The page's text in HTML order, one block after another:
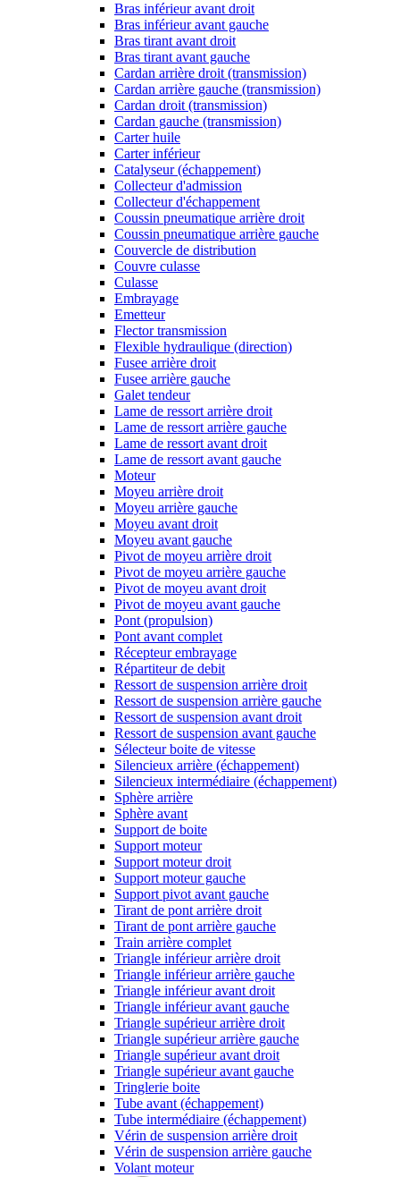
Bras inférieur avant droit
Bras inférieur avant gauche
Bras tirant avant droit
Bras tirant avant gauche
Cardan arrière droit (transmission)
Cardan arrière gauche (transmission)
Cardan droit (transmission)
Cardan gauche (transmission)
Carter huile
Carter inférieur
Catalyseur (échappement)
Collecteur d'admission
Collecteur d'échappement
Coussin pneumatique arrière droit
Coussin pneumatique arrière gauche
Couvercle de distribution
Couvre culasse
Culasse
Embrayage
Emetteur
Flector transmission
Flexible hydraulique (direction)
Fusee arrière droit
Fusee arrière gauche
Galet tendeur
Lame de ressort arrière droit
Lame de ressort arrière gauche
Lame de ressort avant droit
Lame de ressort avant gauche
Moteur
Moyeu arrière droit
Moyeu arrière gauche
Moyeu avant droit
Moyeu avant gauche
Pivot de moyeu arrière droit
Pivot de moyeu arrière gauche
Pivot de moyeu avant droit
Pivot de moyeu avant gauche
Pont (propulsion)
Pont avant complet
Récepteur embrayage
Répartiteur de debit
Ressort de suspension arrière droit
Ressort de suspension arrière gauche
Ressort de suspension avant droit
Ressort de suspension avant gauche
Sélecteur boite de vitesse
Silencieux arrière (échappement)
Silencieux intermédiaire (échappement)
Sphère arrière
Sphère avant
Support de boite
Support moteur
Support moteur droit
Support moteur gauche
Support pivot avant gauche
Tirant de pont arrière droit
Tirant de pont arrière gauche
Train arrière complet
Triangle inférieur arrière droit
Triangle inférieur arrière gauche
Triangle inférieur avant droit
Triangle inférieur avant gauche
Triangle supérieur arrière droit
Triangle supérieur arrière gauche
Triangle supérieur avant droit
Triangle supérieur avant gauche
Tringlerie boite
Tube avant (échappement)
Tube intermédiaire (échappement)
Vérin de suspension arrière droit
Vérin de suspension arrière gauche
Volant moteur